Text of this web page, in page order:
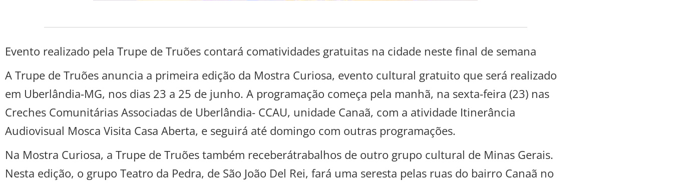
Evento realizado pela Trupe de Truões contará comatividades gratuitas na cidade neste final de semana
A Trupe de Truões anuncia a primeira edição da Mostra Curiosa, evento cultural gratuito que será realizado
em Uberlândia-MG, nos dias 23 a 25 de junho. A programação começa pela manhã, na sexta-feira (23) nas
Creches Comunitárias Associadas de Uberlândia- CCAU, unidade Canaã, com a atividade Itinerância
Audiovisual Mosca Visita Casa Aberta, e seguirá até domingo com outras programações.
Na Mostra Curiosa, a Trupe de Truões também receberátrabalhos de outro grupo cultural de Minas Gerais.
Nesta edição, o grupo Teatro da Pedra, de São João Del Rei, fará uma seresta pelas ruas do bairro Canaã no